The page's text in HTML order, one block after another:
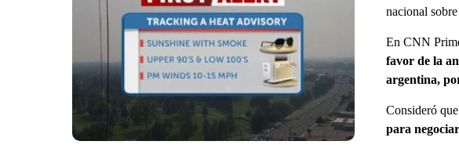
nacional
En CNN
favor de la
argentina,
Consideró que
para